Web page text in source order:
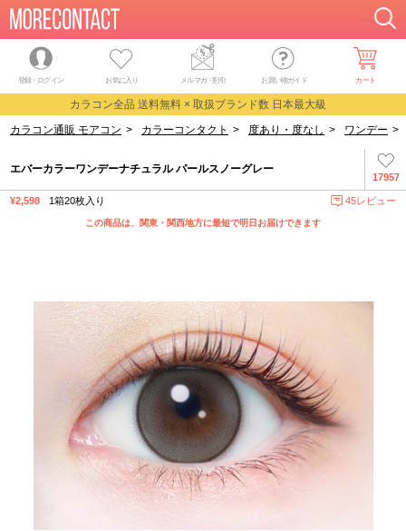
登録・ログイン お気に入り メルマガ・割引 お買い物ガイド カート
カラコン全品 送料無料 × 取扱ブランド数 日本最大級
カラコン通販 モアコン > カラーコンタクト > 度あり・度なし > ワンデー >
17957
エバーカラーワンデーナチュラル パールスノーグレー
¥2,598 1箱20枚入り 45レビュー
この商品は、関東・関西地方に最短で明日お届けできます